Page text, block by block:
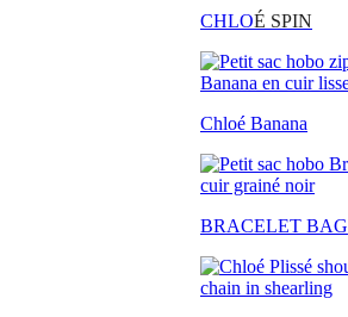
CHLOÉ SPIN
Chloé Banana
BRACELET BAG